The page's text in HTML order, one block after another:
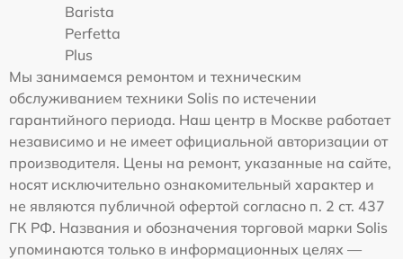
Barista
Perfetta
Plus
Мы занимаемся ремонтом и техническим
обслуживанием техники Solis по истечении
гарантийного периода. Наш центр в Москве работает
независимо и не имеет официальной авторизации от
производителя. Цены на ремонт, указанные на сайте,
носят исключительно ознакомительный характер и
не являются публичной офертой согласно п. 2 ст. 437
ГК РФ. Названия и обозначения торговой марки Solis
упоминаются только в информационных целях —